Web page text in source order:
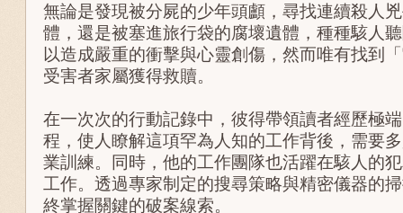
無論是發現被分屍的少年頭顱，尋找連續殺人
體，還是被塞進旅行袋的腐壞遺體，種種駭人
以造成嚴重的衝擊與心靈創傷，然而唯有找到
受害者家屬獲得救贖。
在一次次的行動記錄中，彼得帶領讀者經歷極
程，使人瞭解這項罕為人知的工作背後，需要
業訓練。同時，他的工作團隊也活躍在駭人的
工作。透過專家制定的搜尋策略與精密儀器的
終掌握關鍵的破案線索。